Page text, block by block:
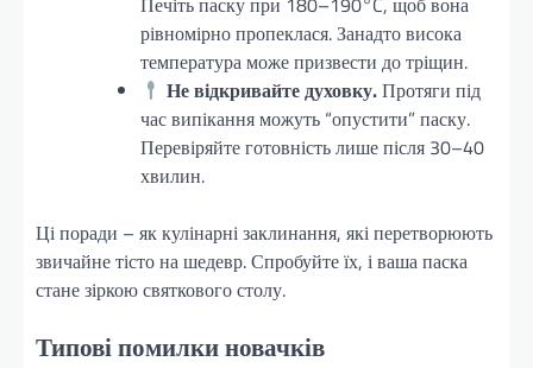
рівномірно пропеклася. Занадто висока
температура може призвести до тріщин.
Не відкривайте духовку.Протяги під
час випікання можуть “опустити” паску.
Перевіряйте готовність лише після 30–40
хвилин.
Ці поради – як кулінарні заклинання, які перетворюють
звичайне тісто на шедевр. Спробуйте їх, і ваша паска
стане зіркою святкового столу.
Типові помилки новачків